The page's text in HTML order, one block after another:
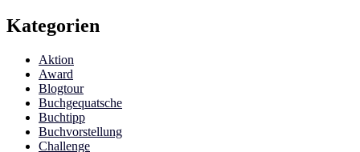
Kategorien
Aktion
Award
Blogtour
Buchgequatsche
Buchtipp
Buchvorstellung
Challenge